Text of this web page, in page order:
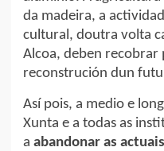
da madeira, a
cultural, doutra volta
Alcoa, deben recobrar
reconstrución dun
Así pois, a medio e
Xunta e a todas as
a abandonar as